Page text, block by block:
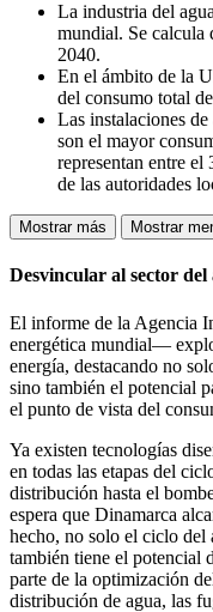
La industria del
mundial. Se calcula
2040.
En el ámbito de la
del consumo total
Las instalaciones
son el mayor
representan entre
de las autoridades
Mostrar más Mostrar
Desvincular al sector del
El informe de la Agencia
energética mundial—
energía, destacando no
sino también el potencial
el punto de vista del
Ya existen tecnologías
en todas las etapas del
distribución hasta el
espera que Dinamarca
hecho, no solo el ciclo del
también tiene el potencial
parte de la optimización
distribución de agua, las